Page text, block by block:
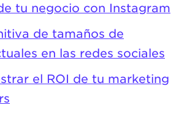
tu negocio con Instagram
de tamaños de
en las redes sociales
el ROI de tu marketing